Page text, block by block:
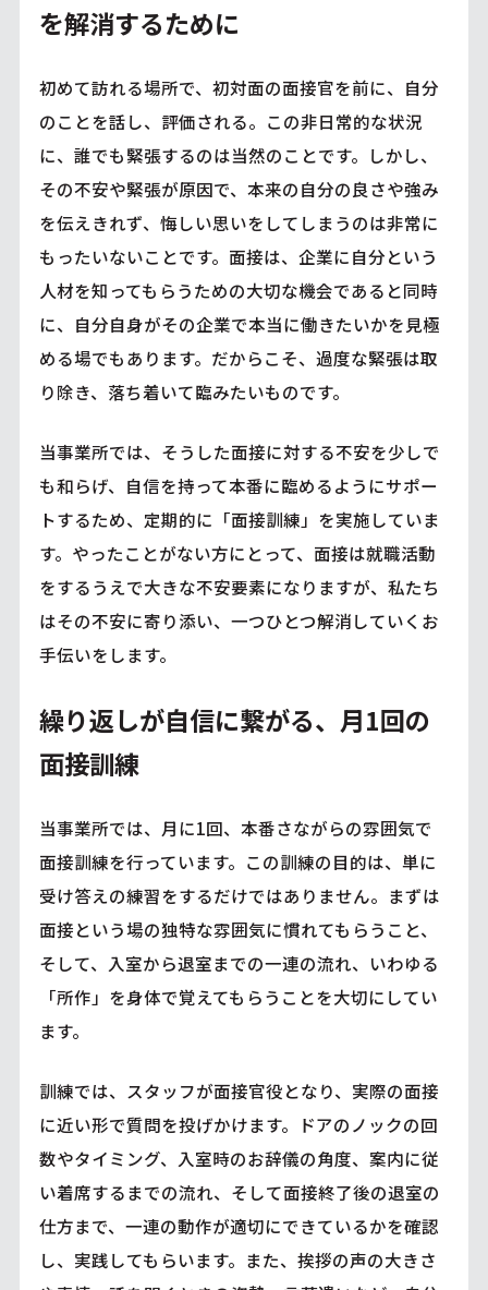
を解消するために
初めて訪れる場所で、初対面の面接官を前に、自分
のことを話し、評価される。この非日常的な状況
に、誰でも緊張するのは当然のことです。しかし、
その不安や緊張が原因で、本来の自分の良さや強み
を伝えきれず、悔しい思いをしてしまうのは非常に
もったいないことです。面接は、企業に自分という
人材を知ってもらうための大切な機会であると同時
に、自分自身がその企業で本当に働きたいかを見極
める場でもあります。だからこそ、過度な緊張は取
り除き、落ち着いて臨みたいものです。
当事業所では、そうした面接に対する不安を少しで
も和らげ、自信を持って本番に臨めるようにサポー
トするため、定期的に「面接訓練」を実施していま
す。やったことがない方にとって、面接は就職活動
をするうえで大きな不安要素になりますが、私たち
はその不安に寄り添い、一つひとつ解消していくお
手伝いをします。
繰り返しが自信に繋がる、月1回の
面接訓練
当事業所では、月に1回、本番さながらの雰囲気で
面接訓練を行っています。この訓練の目的は、単に
受け答えの練習をするだけではありません。まずは
面接という場の独特な雰囲気に慣れてもらうこと、
そして、入室から退室までの一連の流れ、いわゆる
「所作」を身体で覚えてもらうことを大切にしてい
ます。
訓練では、スタッフが面接官役となり、実際の面接
に近い形で質問を投げかけます。ドアのノックの回
数やタイミング、入室時のお辞儀の角度、案内に従
い着席するまでの流れ、そして面接終了後の退室の
仕方まで、一連の動作が適切にできているかを確認
し、実践してもらいます。また、挨拶の声の大きさ